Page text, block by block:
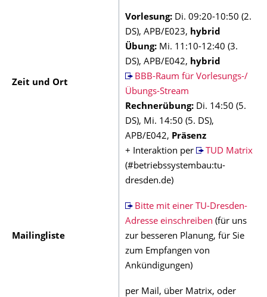
Zeit und Ort
Vorlesung: Di. 09:20-10:50 (2.
DS), APB/E023, hybrid
Übung: Mi. 11:10-12:40 (3.
DS), APB/E042, hybrid
BBB-Raum für Vorlesungs-/
Übungs-Stream
Rechnerübung: Di. 14:50 (5.
DS), Mi. 14:50 (5. DS),
APB/E042, Präsenz
+ Interaktion per
TUD Matrix
(#betriebssystembau:tu-
dresden.de)
Mailingliste
Bitte mit einer TU-Dresden-
Adresse einschreiben (für uns
zur besseren Planung, für Sie
zum Empfangen von
Ankündigungen)
per Mail, über Matrix, oder